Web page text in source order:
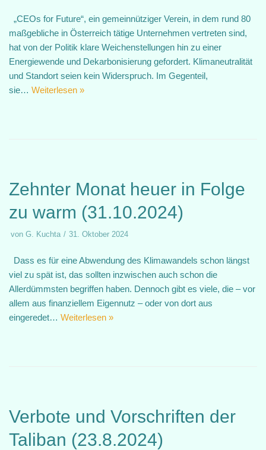
„CEOs for Future“, ein gemeinnütziger Verein, in dem rund 80
maßgebliche in Österreich tätige Unternehmen vertreten sind,
hat von der Politik klare Weichenstellungen hin zu einer
Energiewende und Dekarbonisierung gefordert. Klimaneutralität
und Standort seien kein Widerspruch. Im Gegenteil,
sie… Weiterlesen »
Zehnter Monat heuer in Folge
zu warm (31.10.2024)
von G. Kuchta 31. Oktober 2024
Dass es für eine Abwendung des Klimawandels schon längst
viel zu spät ist, das sollten inzwischen auch schon die
Allerdümmsten begriffen haben. Dennoch gibt es viele, die – vor
allem aus finanziellem Eigennutz – oder von dort aus
eingeredet… Weiterlesen »
Verbote und Vorschriften der
Taliban (23.8.2024)